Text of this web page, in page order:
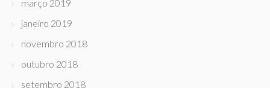
março 2019
janeiro 2019
novembro 2018
outubro 2018
setembro 2018